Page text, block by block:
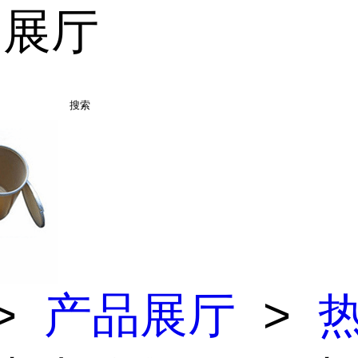
厅
搜索
产品展厅 >